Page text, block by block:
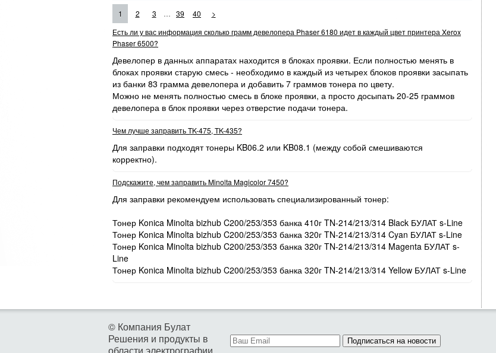
1 2 3 ... 39 40
>
Есть ли у вас информация сколько грамм девелопера Phaser 6180 идет в каждый цвет принтера Xerox
Phaser 6500?
Девелопер в данных аппаратах находится в блоках проявки. Если полностью менять в
блоках проявки старую смесь - необходимо в каждый из четырех блоков проявки засыпать
из банки 83 грамма девелопера и добавить 7 граммов тонера по цвету.
Можно не менять полностью смесь в блоке проявки, а просто досыпать 20-25 граммов
девелопера в блок проявки через отверстие подачи тонера.
Чем лучше заправить TK-475, TK-435?
Для заправки подходят тонеры KB06.2 или KB08.1 (между собой смешиваются
корректно).
Подскажите, чем заправить Minolta Magicolor 7450?
Для заправки рекомендуем использовать специализированный тонер:
Тонер Konica Minolta bizhub C200/253/353 банка 410г TN-214/213/314 Black БУЛАТ s-Line
Тонер Konica Minolta bizhub C200/253/353 банка 320г TN-214/213/314 Cyan БУЛАТ s-Line
Тонер Konica Minolta bizhub C200/253/353 банка 320г TN-214/213/314 Magenta БУЛАТ s-
Line
Тонер Konica Minolta bizhub C200/253/353 банка 320г TN-214/213/314 Yellow БУЛАТ s-Line
© Компания Булат
Решения и продукты в
Подписаться на новости